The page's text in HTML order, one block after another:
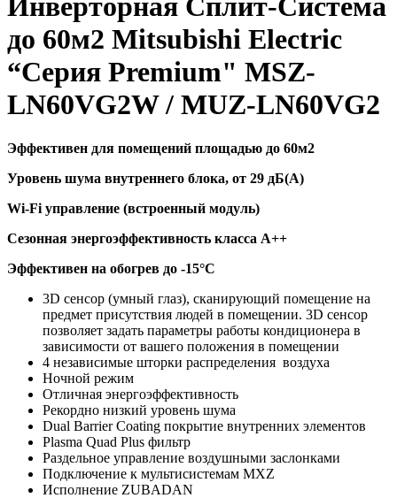
до 60м2 Mitsubishi Electric
“Серия Premium" MSZ-
LN60VG2W / MUZ-LN60VG2
Эффективен для помещений площадью до 60м2
Уровень шума внутреннего блока, от 29 дБ(А)
Wi-Fi управление (встроенный модуль)
Сезонная энергоэффективность класса А++
Эффективен на обогрев до -15°C
3D сенсор (умный глаз), сканирующий помещение на
предмет присутствия людей в помещении. 3D сенсор
позволяет задать параметры работы кондиционера в
зависимости от вашего положения в помещении
4 независимые шторки распределения воздуха
Ночной режим
Отличная энергоэффективность
Рекордно низкий уровень шума
Dual Barrier Coating покрытие внутренних элементов
Plasma Quad Plus фильтр
Раздельное управление воздушными заслонками
Подключение к мультисистемам MXZ
Исполнение ZUBADAN